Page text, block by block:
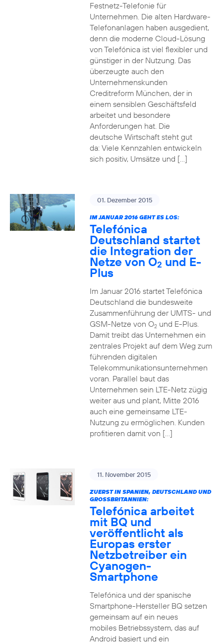
Festnetz-Telefonie für
Unternehmen. Die alten Hardware-
Telefonanlagen haben ausgedient,
denn die moderne Cloud-Lösung
von Telefónica ist viel flexibler und
günstiger in der Nutzung. Das
überzeugte auch den
Unternehmenskunden
Creditreform München, der in
einem sensiblen Geschäftsfeld
arbeitet und besondere
Anforderungen hat. Die
deutsche Wirtschaft steht gut
da: Viele Kennzahlen entwickeln
sich positiv, Umsätze und […]
01. Dezember 2015
IM JANUAR 2016 GEHT ES LOS:
Telefónica
Deutschland startet
die Integration der
Netze von O2 und E-
Plus
Im Januar 2016 startet Telefónica
Deutschland die bundesweite
Zusammenführung der UMTS- und
GSM-Netze von O2und E-Plus.
Damit treibt das Unternehmen ein
zentrales Projekt auf dem Weg zum
führenden digitalen
Telekommunikationsunternehmen
voran. Parallel baut das
Unternehmen sein LTE-Netz zügig
weiter aus und plant, Mitte 2016
auch eine gemeinsame LTE-
Nutzung zu ermöglichen. Kunden
profitieren damit von […]
11. November 2015
ZUERST IN SPANIEN, DEUTSCHLAND UND
GROSSBRITANNIEN:
Telefónica arbeitet
mit BQ und
veröffentlicht als
Europas erster
Netzbetreiber ein
Cyanogen-
Smartphone
Telefónica und der spanische
Smartphone-Hersteller BQ setzen
gemeinsam auf ein neues
mobiles Betriebssystem, das auf
Android basiert und ein